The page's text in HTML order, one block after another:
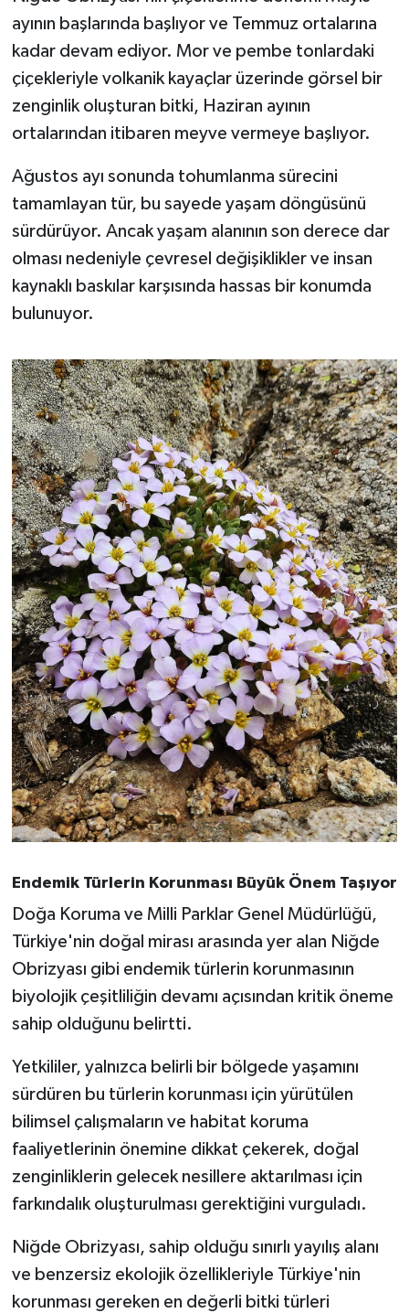
ayının başlarında başlıyor ve Temmuz ortalarına
kadar devam ediyor. Mor ve pembe tonlardaki
çiçekleriyle volkanik kayaçlar üzerinde görsel bir
zenginlik oluşturan bitki, Haziran ayının
ortalarından itibaren meyve vermeye başlıyor.
Ağustos ayı sonunda tohumlanma sürecini
tamamlayan tür, bu sayede yaşam döngüsünü
sürdürüyor. Ancak yaşam alanının son derece dar
olması nedeniyle çevresel değişiklikler ve insan
kaynaklı baskılar karşısında hassas bir konumda
bulunuyor.
Endemik Türlerin Korunması Büyük Önem Taşıyor
Doğa Koruma ve Milli Parklar Genel Müdürlüğü,
Türkiye'nin doğal mirası arasında yer alan Niğde
Obrizyası gibi endemik türlerin korunmasının
biyolojik çeşitliliğin devamı açısından kritik öneme
sahip olduğunu belirtti.
Yetkililer, yalnızca belirli bir bölgede yaşamını
sürdüren bu türlerin korunması için yürütülen
bilimsel çalışmaların ve habitat koruma
faaliyetlerinin önemine dikkat çekerek, doğal
zenginliklerin gelecek nesillere aktarılması için
farkındalık oluşturulması gerektiğini vurguladı.
Niğde Obrizyası, sahip olduğu sınırlı yayılış alanı
ve benzersiz ekolojik özellikleriyle Türkiye'nin
korunması gereken en değerli bitki türleri